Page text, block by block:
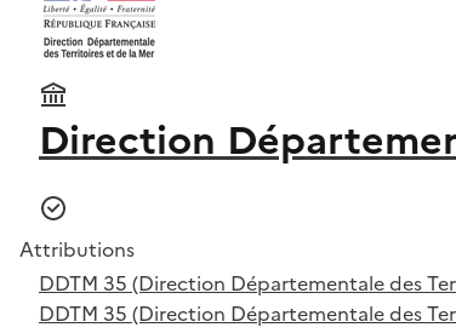
Direction
Attributions
DDTM 35 (Direction Départementale des
DDTM 35 (Direction Départementale des